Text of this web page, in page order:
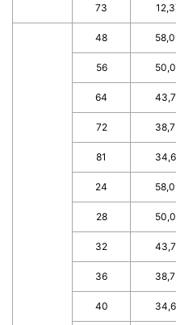
73
48
56
64
72
81
24
28
32
36
40